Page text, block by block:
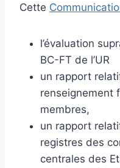
Cette
l’évaluation
BC-FT de l’UR
un rapport
renseignement
membres,
un rapport
registres des
centrales des